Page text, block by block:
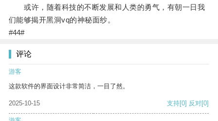
或许，随着科技的不断发展和人类的勇气，有朝一日我
们能够揭开黑洞vq的神秘面纱。
#44#
评论
游客
这款软件的界面设计非常简洁，一目了然。
2025-10-15 支持[0] 反对[0]